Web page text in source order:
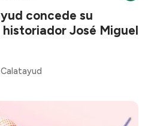
concede su
José Miguel